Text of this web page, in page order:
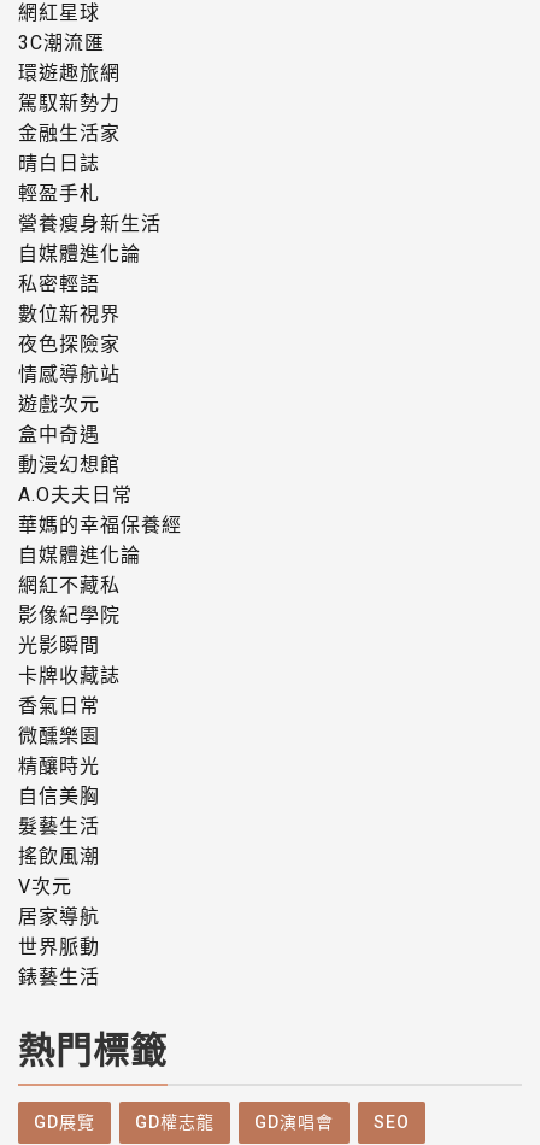
網紅星球
3C潮流匯
環遊趣旅網
駕馭新勢力
金融生活家
晴白日誌
輕盈手札
營養瘦身新生活
自媒體進化論
私密輕語
數位新視界
夜色探險家
情感導航站
遊戲次元
盒中奇遇
動漫幻想館
A.O夫夫日常
華媽的幸福保養經
自媒體進化論
網紅不藏私
影像紀學院
光影瞬間
卡牌收藏誌
香氣日常
微醺樂園
精釀時光
自信美胸
髮藝生活
搖飲風潮
V次元
居家導航
世界脈動
錶藝生活
熱門標籤
GD展覽 GD權志龍 GD演唱會 SEO